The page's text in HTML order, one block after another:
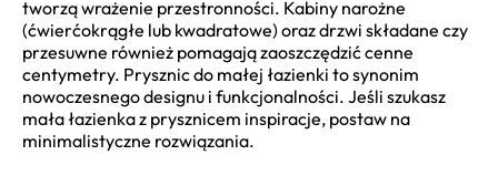
tworzą wrażenie przestronności. Kabiny narożne
(ćwierćokrągłe lub kwadratowe) oraz drzwi składane czy
przesuwne również pomagają zaoszczędzić cenne
centymetry. Prysznic do małej łazienki to synonim
nowoczesnego designu i funkcjonalności. Jeśli szukasz
mała łazienka z prysznicem inspiracje, postaw na
minimalistyczne rozwiązania.